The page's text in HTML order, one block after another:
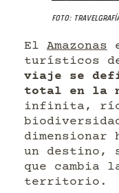
Foto:
El Amazonas
turísticos de
viaje se
total en la
infinita, ríos
dimensionar
un destino,
que cambia
territorio.